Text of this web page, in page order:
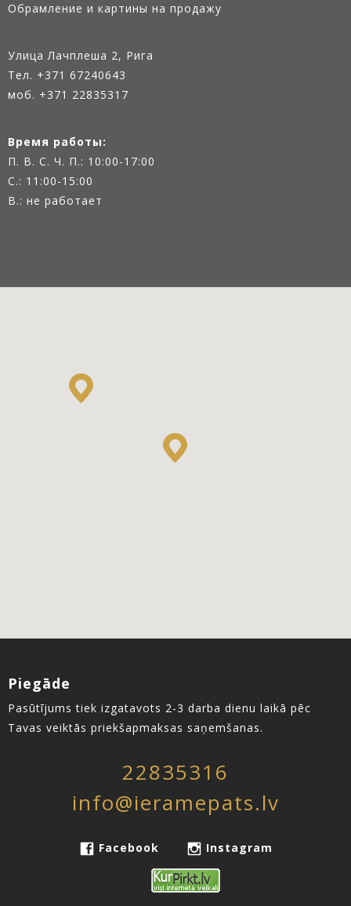
Oбрамление и картины на продажу
Улица Лачплеша 2, Рига
Тел. +371 67240643
моб. +371 22835317
Время работы:
П. В. С. Ч. П.: 10:00-17:00
С.: 11:00-15:00
В.: не работает
Piegāde
Pasūtījums tiek izgatavots 2-3 darba dienu laikā pēc
Tavas veiktās priekšapmaksas saņemšanas.
22835316
info@ieramepats.lv
Facebook Instagram